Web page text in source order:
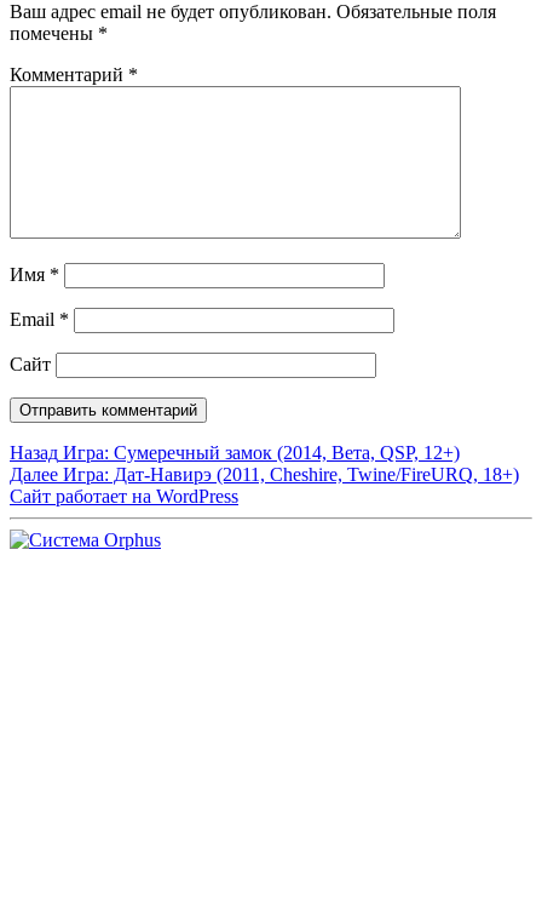
Ваш адрес email не будет опубликован. Обязательные поля
помечены *
Комментарий *
Имя *
Email *
Сайт
Навигация
по
записям
Назад Предыдущая
запись:
Игра: Сумеречный замок (2014, Вета, QSP, 12+)
Далее Следующая
запись:
Игра: Дат-Навирэ (2011, Cheshire, Twine/FireURQ, 18+)
Сайт работает на WordPress